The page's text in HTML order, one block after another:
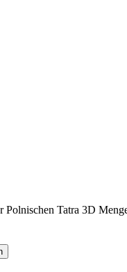
Tatra 3D